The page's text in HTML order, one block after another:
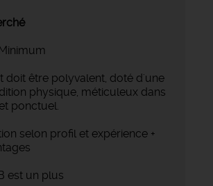
doit être polyvalent, doté d'une
physique, méticuleux dans
ponctuel.
selon profil et expérience +
est un plus